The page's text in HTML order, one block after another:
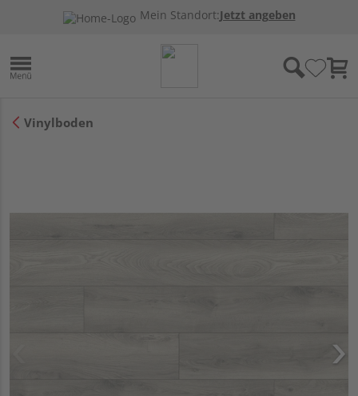
Mein Standort:Jetzt angeben
Vinylboden